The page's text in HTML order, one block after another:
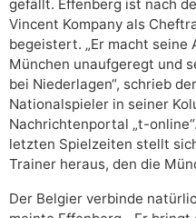
gefällt. Effenberg ist nach
Vincent Kompany als
begeistert. „Er macht seine
München unaufgeregt und
bei Niederlagen“, schrieb
Nationalspieler in seiner
Nachrichtenportal „t-
letzten Spielzeiten stellt
Trainer heraus, den die
Der Belgier verbinde